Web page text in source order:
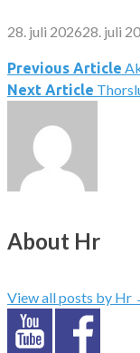
28. juli 202628. juli
Previous Article
Next Article
About Hr
View all posts by Hr